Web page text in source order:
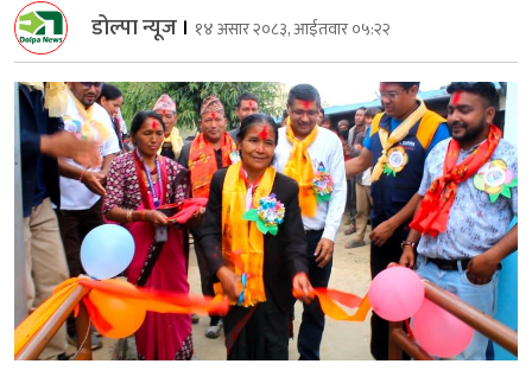
डोल्पा न्यूज । १४ असार २०८३, आईतवार ०५:२२